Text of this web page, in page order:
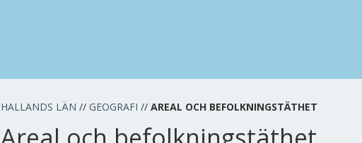
HALLANDS LÄN // GEOGRAFI // AREAL OCH BEFOLKNINGSTÄTHET